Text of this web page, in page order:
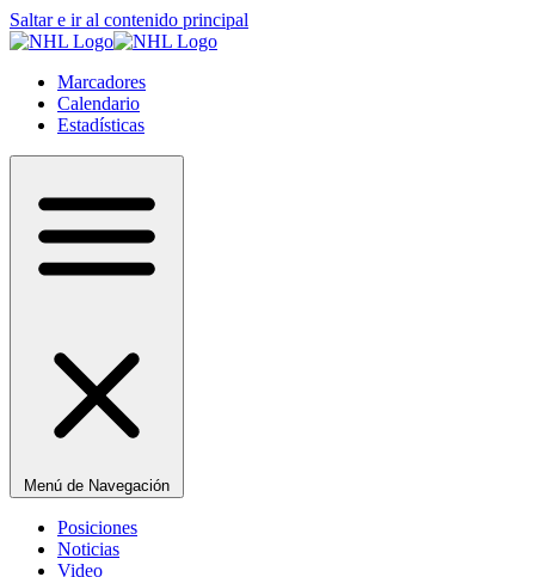
Saltar e ir al contenido principal
Marcadores
Calendario
Estadísticas
Menú de Navegación
Posiciones
Noticias
Video